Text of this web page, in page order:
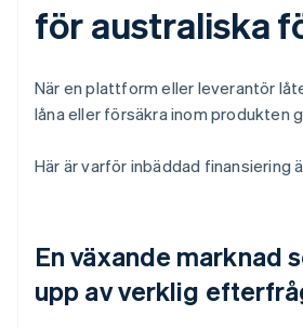
för australiska
När en plattform eller leverantör
låna eller försäkra inom produkten
Här är varför inbäddad finansiering
En växande marknad
upp av verklig